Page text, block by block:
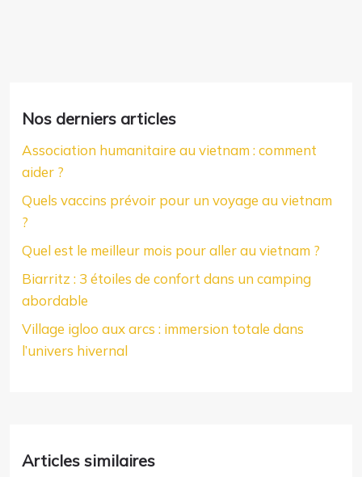
Nos derniers articles
Association humanitaire au vietnam : comment
aider ?
Quels vaccins prévoir pour un voyage au vietnam
?
Quel est le meilleur mois pour aller au vietnam ?
Biarritz : 3 étoiles de confort dans un camping
abordable
Village igloo aux arcs : immersion totale dans
l’univers hivernal
Articles similaires